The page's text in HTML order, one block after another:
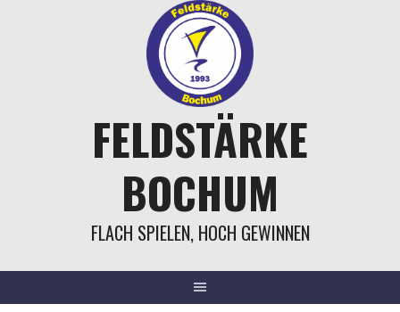
FELDSTÄRKE
BOCHUM
FLACH SPIELEN, HOCH GEWINNEN